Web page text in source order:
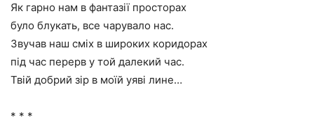
Як гарно нам в фантазії просторах
було блукать, все чарувало нас.
Звучав наш сміх в широких коридорах
під час перерв у той далекий час.
Твій добрий зір в моїй уяві лине…
* * *